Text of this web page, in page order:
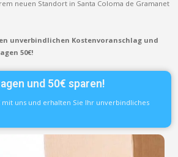
neuen Standort in Santa Coloma de Gramanet
unverbindlichen Kostenvoranschlag und
50€!
und 50€ sparen!
mit uns und erhalten Sie Ihr unverbindliches